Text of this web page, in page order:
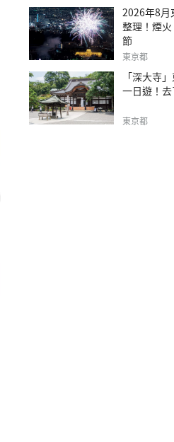
2026年8月
整理！煙
節
東京都
「深大寺
一日遊！去
東京都